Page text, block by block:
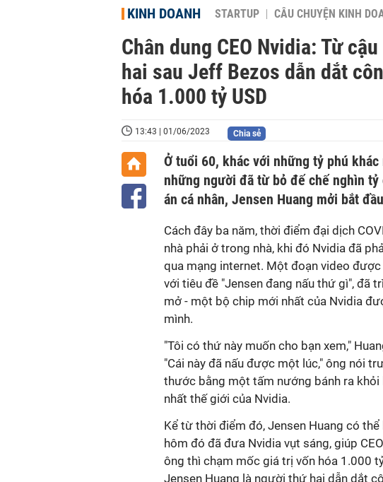
KINH DOANH STARTUP CÂU CHUYỆN KINH
Chân dung CEO Nvidia: Từ
hai sau Jeff Bezos dẫn dắt
hóa 1.000 tỷ USD
13:43 | 01/06/2023 Chia sẻ
Ở tuổi 60, khác với những tỷ phú
những người đã từ bỏ đế chế nghìn
án cá nhân, Jensen Huang mởi bắt
Cách đây ba năm, thời điểm đại dịch
nhà phải ở trong nhà, khi đó Nvidia đã
qua mạng internet. Một đoạn video
với tiêu đề "Jensen đang nấu thứ gì", đã
mở - một bộ chip mới nhất của Nvidia
mình.
"Tôi có thứ này muốn cho bạn xem,"
"Cái này đã nấu được một lúc," ông nói
thước bằng một tấm nướng bánh ra
nhất thế giới của Nvidia.
Kể từ thời điểm đó, Jensen Huang có
hôm đó đã đưa Nvidia vụt sáng, giúp
ông thì chạm mốc giá trị vốn hóa 1.000
Jensen Huang là người thứ hai dẫn dắt